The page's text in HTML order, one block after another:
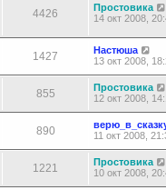
4426
Простовика
14 окт 2008,
1427
Настюша
13 окт 2008,
855
Простовика
12 окт 2008,
890
11 окт 2008,
1221
Простовика
10 окт 2008,